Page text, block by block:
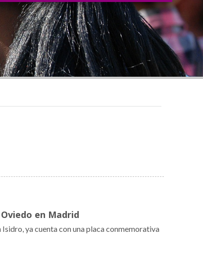
en Madrid
ya cuenta con una placa conmemorativa